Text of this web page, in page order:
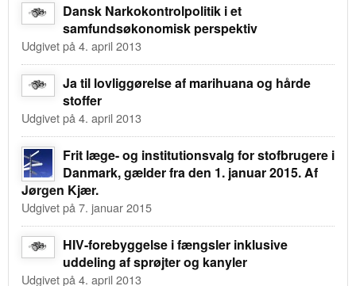
Dansk Narkokontrolpolitik i et
samfundsøkonomisk perspektiv
Udgivet på 4. april 2013
Ja til lovliggørelse af marihuana og hårde
stoffer
Udgivet på 4. april 2013
Frit læge- og institutionsvalg for stofbrugere i
Danmark, gælder fra den 1. januar 2015. Af
Jørgen Kjær.
Udgivet på 7. januar 2015
HIV-forebyggelse i fængsler inklusive
uddeling af sprøjter og kanyler
Udgivet på 4. april 2013